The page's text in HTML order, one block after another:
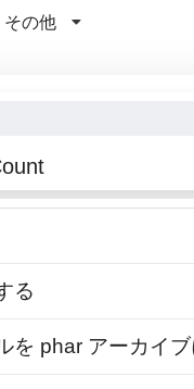
その他
る
を phar アーカイ